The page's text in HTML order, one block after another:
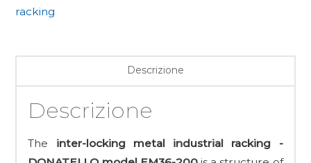
racking
Descrizione
Descrizione
The inter-locking metal industrial racking -